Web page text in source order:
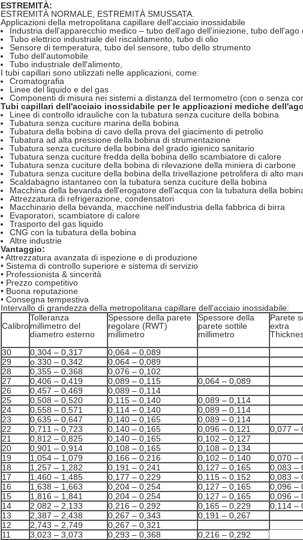
ESTREMITÀ:
ESTREMITÀ NORMALE, ESTREMITÀ SMUSSATA.
Applicazioni della metropolitana capillare dell'acciaio inossidabile
Industria dell'apparecchio medico – tubo dell'ago dell'iniezione, tubo dell'ago
Tubo elettrico industriale del riscaldamento, tubo di olio
Sensore di temperatura, tubo del sensore, tubo dello strumento
Tubo dell'automobile
Tubo industriale dell'alimento,
I tubi capillari sono utilizzati nelle applicazioni, come:
Cromatografia
Linee del liquido e del gas
Componenti di misura nei sistemi a distanza del termometro (con o senza
Tubi capillari dell'acciaio inossidabile per le applicazioni mediche
Linee di controllo idrauliche con la tubatura senza cuciture della bobina
Tubatura senza cuciture marina della bobina
Tubatura della bobina di cavo della prova del giacimento di petrolio
Tubatura ad alta pressione della bobina di strumentazione
Tubatura senza cuciture della bobina del grado igienico sanitario
Tubatura senza cuciture fredda della bobina dello scambiatore di calore
Tubatura senza cuciture della bobina di rilevazione della miniera di carbone
Tubatura senza cuciture della bobina della trivellazione petrolifera di alto
Scaldabagno istantaneo con la tubatura senza cuciture della bobina
Macchina della bevanda dell'erogatore dell'acqua con la tubatura della
Attrezzatura di refrigerazione, condensatori
Macchinario della bevanda, macchine nell'industria della fabbrica di birra
Evaporatori, scambiatore di calore
Trasporto del gas liquido
CNG con la tubatura della bobina
Altre industrie
Vantaggio:
• Attrezzatura avanzata di ispezione e di produzione
• Sistema di controllo superiore e sistema di servizio
• Professionista & sincerità
• Prezzo competitivo
• Buona reputazione
• Consegna tempestiva
Intervallo di grandezza della metropolitana capillare dell'acciaio inossidabile:
Calibro
Tolleranza
millimetro del
diametro esterno
Spessore della parete
regolare (RWT)
millimetro
Spessore della
parete sottile
millimetro
Parete
extra
30
0,304 – 0,317
0,064 – 0,089
29
o.330 – 0,342
0,064 – 0,089
28
0,355 – 0,368
0,076 – 0,102
27
0,406 – 0,419 0,089 – 0,115
0,064 – 0,089
26
0,457 – 0,469
0,089 – 0,114
25
0,508 – 0,520 0,115 – 0,140
0,089 – 0,114
24
0,558 – 0,571 0,114 – 0,140 0,089 – 0,114
23
0,635 – 0,647 0,140 – 0,165 0,089 – 0,114
22
0,711 – 0,723 0,140 – 0,165 0,096 – 0,121 0,077 –
21
0,812 – 0,825 0,140 – 0,165 0,102 – 0,127
20
0,901 – 0,914 0,108 – 0,165
0,108 – 0,134
19
1,054 – 1,079 0,166 – 0,216 0,102 – 0,140
0,070 –
18
1,257 – 1,282 0,191 – 0,241 0,127 – 0,165 0,083 –
17
1,460 – 1,485 0,177 – 0,229 0,115 – 0,152 0,083 –
16
1,638 – 1,663 0,204 – 0,254 0,127 – 0,165 0,096 –
15
1,816 – 1,841 0,204 – 0,254 0,127 – 0,165 0,096 –
14
2,082 – 2,133 0,216 – 0,292 0,165 – 0,229 0,114 –
13
2,387 – 2,438 0,267 – 0,343
0,191 – 0,267
12
2,743 – 2,749
0,267 – 0,321
11
3,023 – 3,073 0,293 – 0,368
0,216 – 0,292